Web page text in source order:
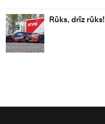
Rūks, drīz rūks!